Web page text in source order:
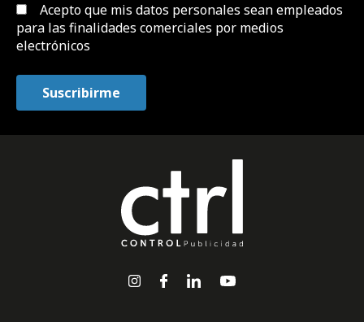
Acepto que mis datos personales sean empleados
para las finalidades comerciales por medios
electrónicos